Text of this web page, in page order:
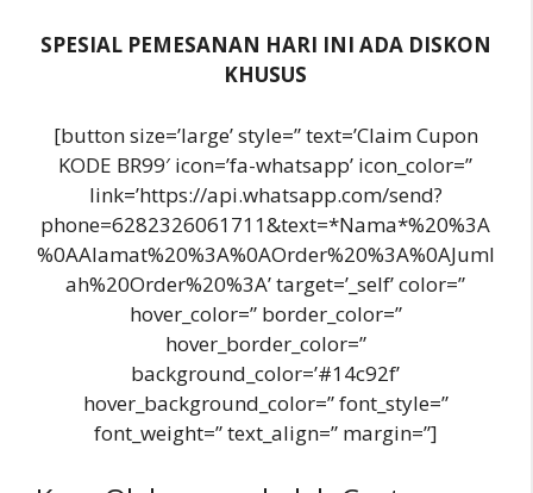
SPESIAL PEMESANAN HARI INI ADA DISKON
KHUSUS
[button size=’large’ style=” text=’Claim Cupon
KODE BR99′ icon=’fa-whatsapp’ icon_color=”
link=’https://api.whatsapp.com/send?
phone=6282326061711&text=*Nama*%20%3A
%0AAlamat%20%3A%0AOrder%20%3A%0AJuml
ah%20Order%20%3A’ target=’_self’ color=”
hover_color=” border_color=”
hover_border_color=”
background_color=’#14c92f’
hover_background_color=” font_style=”
font_weight=” text_align=” margin=”]